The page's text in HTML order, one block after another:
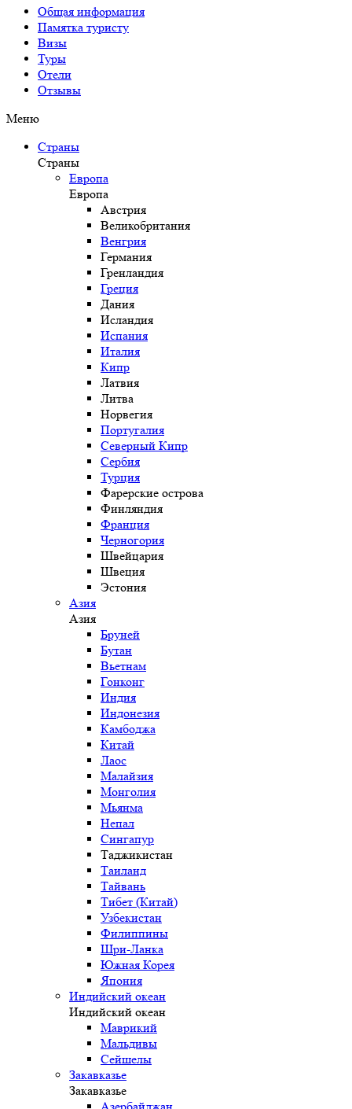
Общая информация
Памятка туристу
Визы
Туры
Отели
Отзывы
Меню
Страны
Страны
Европа
Европа
Австрия
Великобритания
Венгрия
Германия
Гренландия
Греция
Дания
Исландия
Испания
Италия
Кипр
Латвия
Литва
Норвегия
Португалия
Северный Кипр
Сербия
Турция
Фарерские острова
Финляндия
Франция
Черногория
Швейцария
Швеция
Эстония
Азия
Азия
Бруней
Бутан
Вьетнам
Гонконг
Индия
Индонезия
Камбоджа
Китай
Лаос
Малайзия
Монголия
Мьянма
Непал
Сингапур
Таджикистан
Таиланд
Тайвань
Тибет (Китай)
Узбекистан
Филиппины
Шри-Ланка
Южная Корея
Япония
Индийский океан
Индийский океан
Маврикий
Мальдивы
Сейшелы
Закавказье
Закавказье
Азербайджан